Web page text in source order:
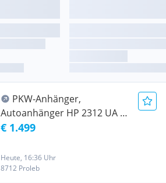
PKW-Anhänger,
Autoanhänger HP 2312 UA -
Robuster Einachs-
Aufsatzwänden und
Flachplane, 750 kg
€ 1.499
Heute, 16:36 Uhr
8712 Proleb